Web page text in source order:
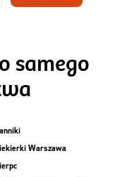
samego
Warszawa